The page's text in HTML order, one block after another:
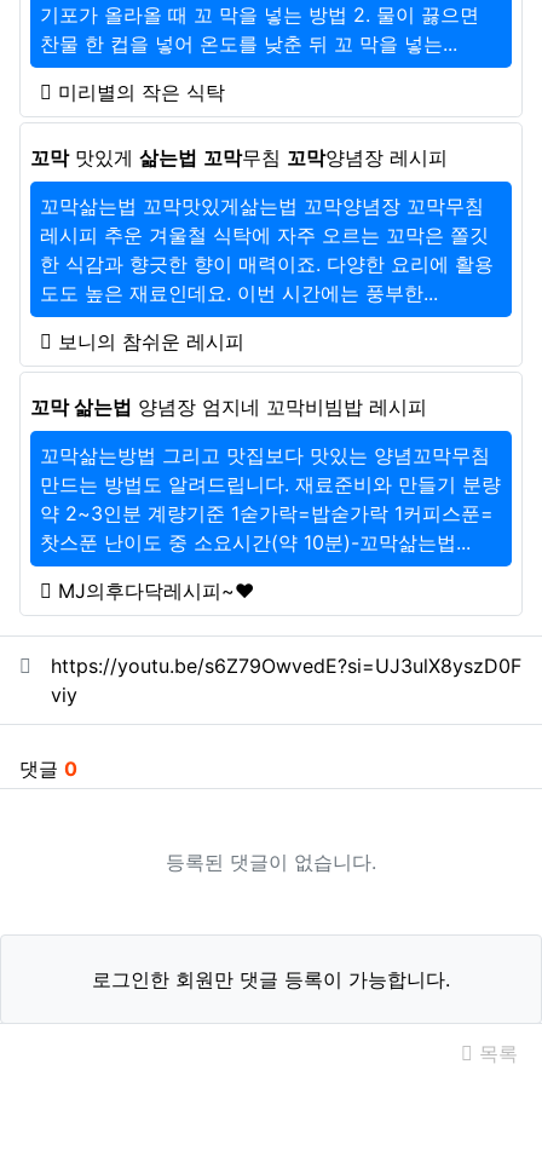
기포가 올라올 때 꼬 막을 넣는 방법 2. 물이 끓으면
찬물 한 컵을 넣어 온도를 낮춘 뒤 꼬 막을 넣는...
미리별의 작은 식탁
꼬막맛있게 삶는법 꼬막무침 꼬막양념장 레시피
꼬막삶는법 꼬막맛있게삶는법 꼬막양념장 꼬막무침
레시피 추운 겨울철 식탁에 자주 오르는 꼬막은 쫄깃
한 식감과 향긋한 향이 매력이죠. 다양한 요리에 활용
도도 높은 재료인데요. 이번 시간에는 풍부한...
보니의 참쉬운 레시피
꼬막 삶는법 양념장 엄지네 꼬막비빔밥 레시피
꼬막삶는방법 그리고 맛집보다 맛있는 양념꼬막무침
만드는 방법도 알려드립니다. 재료준비와 만들기 분량
약 2~3인분 계량기준 1숟가락=밥숟가락 1커피스푼=
찻스푼 난이도 중 소요시간(약 10분)-꼬막삶는법...
MJ의후다닥레시피~♥
관련자료
https://youtu.be/s6Z79OwvedE?si=UJ3ulX8yszD0F
viy
댓글 0
등록된 댓글이 없습니다.
로그인한 회원만 댓글 등록이 가능합니다.
목록